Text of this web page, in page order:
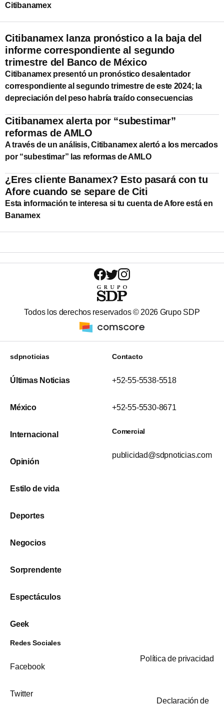
Citibanamex
Citibanamex lanza pronóstico a la baja del
informe correspondiente al segundo
trimestre del Banco de México
Citibanamex presentó un pronóstico desalentador
correspondiente al segundo trimestre de este 2024; la
depreciación del peso habría traído consecuencias
Citibanamex alerta por “subestimar”
reformas de AMLO
A través de un análisis, Citibanamex alertó a los mercados
por “subestimar” las reformas de AMLO
¿Eres cliente Banamex? Esto pasará con tu
Afore cuando se separe de Citi
Esta información te interesa si tu cuenta de Afore está en
Banamex
Todos los derechos reservados ©2026 Grupo SDP
sdpnoticias
Últimas Noticias
México
Internacional
Opinión
Estilo de vida
Deportes
Negocios
Sorprendente
Espectáculos
Geek
Contacto
+52-55-5538-5518
+52-55-5530-8671
Comercial
publicidad@sdpnoticias.com
Redes Sociales
Facebook
Twitter
Política de privacidad
Declaración de